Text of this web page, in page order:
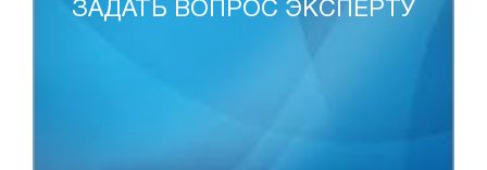
ЗАДАТЬ ВОПРОС ЭКСПЕРТУ